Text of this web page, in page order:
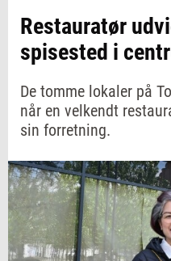
Restauratør
spisested i
De tomme lokaler på
når en velkendt
sin forretning.